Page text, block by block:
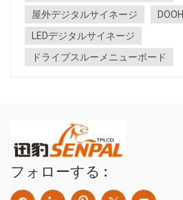
屋外デジタルサイネージ
LEDデジタルサイネージ
ドライブスルーメニューボード
フォローする :